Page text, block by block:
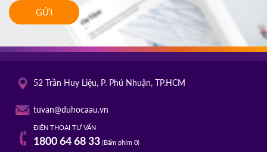
GỬI
52 Trần Huy Liệu, P. Phú Nhuận, TP.HCM
tuvan@duhocaau.vn
ĐIỆN THOẠI TƯ VẤN
1800 64 68 33(Bấm phím 0)